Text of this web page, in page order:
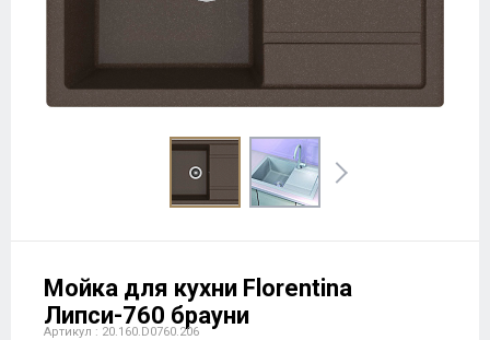
Мойка для кухни Florentina
Липси-760 брауни
Артикул : 20.160.D0760.206